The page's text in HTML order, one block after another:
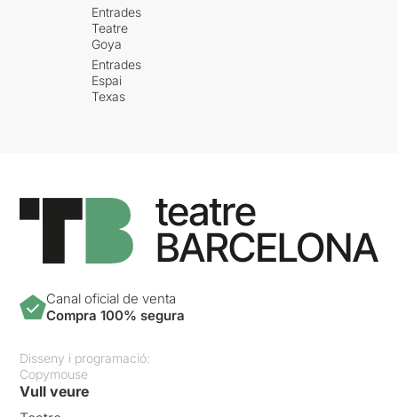
Entrades
Teatre
Goya
Entrades
Espai
Texas
Canal oficial de venta
Compra 100% segura
Disseny i programació:
Copymouse
Vull veure